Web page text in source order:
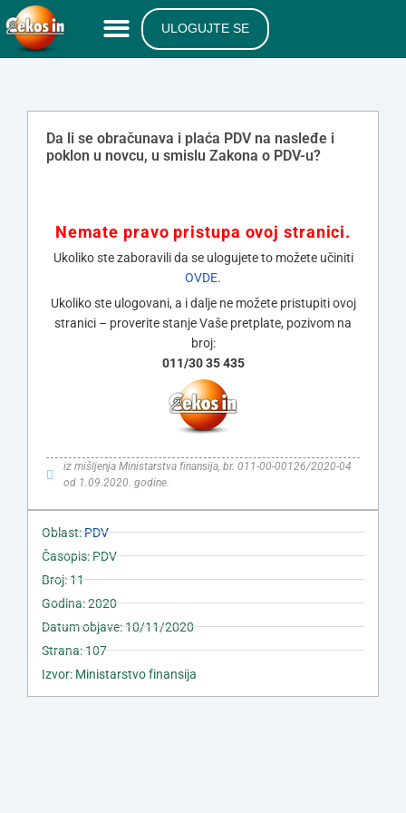
ULOGUJTE SE
Da li se obračunava i plaća PDV na nasleđe i
poklon u novcu, u smislu Zakona o PDV-u?
Nemate pravo pristupa ovoj stranici.
Ukoliko ste zaboravili da se ulogujete to možete učiniti
OVDE.
Ukoliko ste ulogovani, a i dalje ne možete pristupiti ovoj
stranici – proverite stanje Vaše pretplate, pozivom na
broj:
011/30 35 435
iz mišljenja Ministarstva finansija, br. 011-00-00126/2020-04
od 1.09.2020. godine.
Oblast:PDV
Časopis: PDV
Broj: 11
Godina: 2020
Datum objave: 10/11/2020
Strana: 107
Izvor: Ministarstvo finansija